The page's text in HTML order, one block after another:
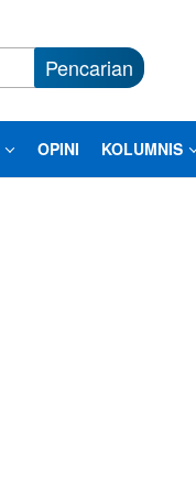
Pencarian
OPINI KOLUMNIS